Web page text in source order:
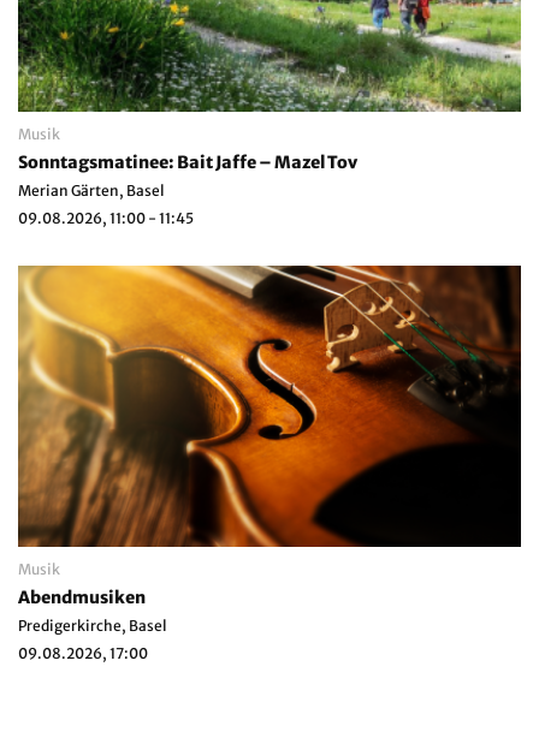
Musik
Sonntagsmatinee: Bait Jaffe – Mazel Tov
Merian Gärten, Basel
09.08.2026, 11:00 - 11:45
Musik
Abendmusiken
Predigerkirche, Basel
09.08.2026, 17:00